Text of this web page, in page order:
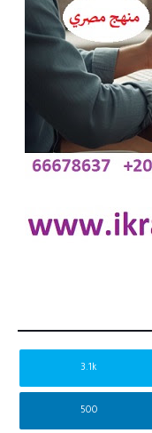
3.1k
500